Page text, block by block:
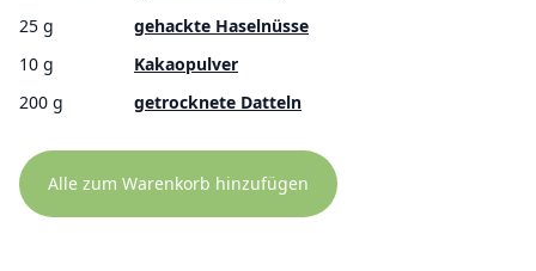
25 g
gehackte Haselnüsse
10 g
Kakaopulver
200 g
getrocknete Datteln
Alle zum Warenkorb hinzufügen